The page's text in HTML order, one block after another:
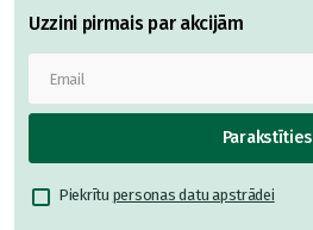
Uzzini pirmais par akcijām
Parakstīties
Piekrītu personas datu apstrādei